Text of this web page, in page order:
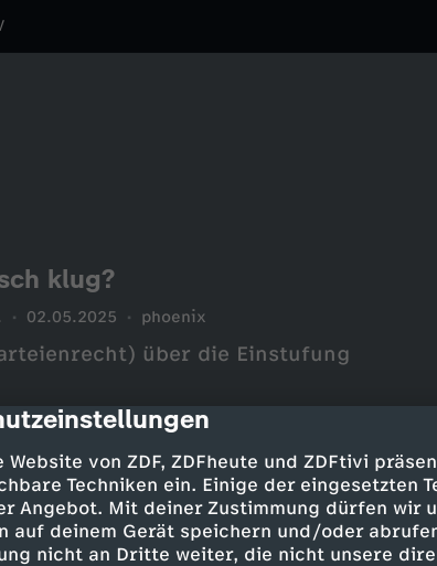
von ZDF, ZDFheute und ZDFtivi
Techniken ein. Einige der eingesetzten
Angebot. Mit deiner Zustimmung dürfen wir
auf deinem Gerät speichern und/oder
nicht an Dritte weiter, die nicht unsere
klug?
02.05.2025 phoenix
über die Einstufung